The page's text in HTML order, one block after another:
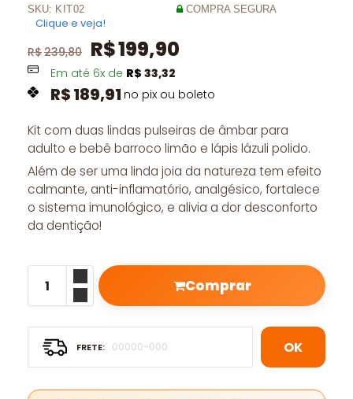
SKU: KIT02 COMPRA SEGURA
Clique e veja!
R$239,80 R$199,90
Em até 6x de R$ 33,32
R$189,91 no pix ou boleto
Kit com duas lindas pulseiras de âmbar para
adulto e bebê barroco limão e lápis lázuli polido.
Além de ser uma linda joia da natureza tem efeito
calmante, anti-inflamatório, analgésico, fortalece
o sistema imunológico, e alivia a dor desconforto
da dentição!
Comprar
OK